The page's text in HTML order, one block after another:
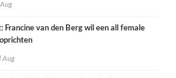
Francine van den Berg wil een all female
Aug